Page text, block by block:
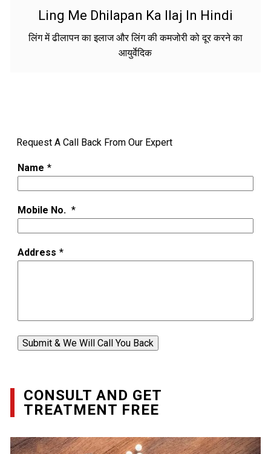
Ling Me Dhilapan Ka Ilaj In Hindi
लिंग में ढीलापन का इलाज और लिंग की कमजोरी को दूर करने का
आयुर्वेदिक
Request A Call Back From Our Expert
Name *
Mobile No. *
Address *
Submit & We Will Call You Back
CONSULT AND GET
TREATMENT FREE